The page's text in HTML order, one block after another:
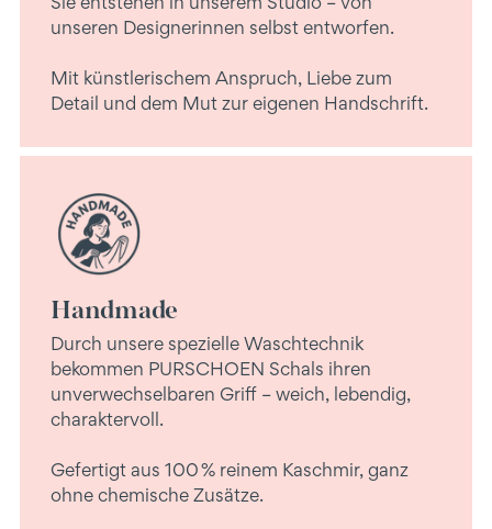
unseren Designerinnen selbst entworfen.
Mit künstlerischem Anspruch, Liebe zum
Detail und dem Mut zur eigenen Handschrift.
Handmade
Durch unsere spezielle Waschtechnik
bekommen PURSCHOEN Schals ihren
unverwechselbaren Griff – weich, lebendig,
charaktervoll.
Gefertigt aus 100 % reinem Kaschmir, ganz
ohne chemische Zusätze.